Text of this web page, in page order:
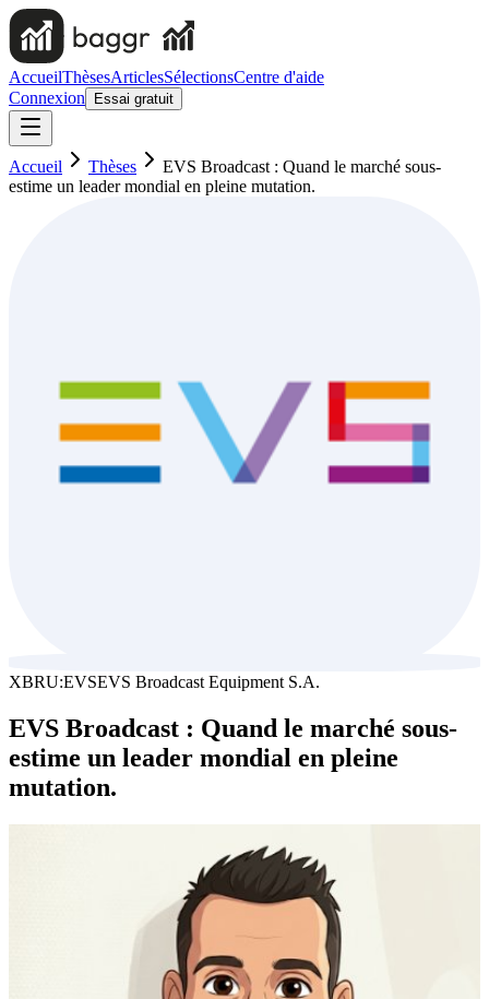
AccueilThèsesArticlesSélectionsCentre d'aide
Connexion
Essai gratuit
Accueil Thèses
EVS Broadcast : Quand le marché sous-
estime un leader mondial en pleine mutation.
XBRU:EVSEVS Broadcast Equipment S.A.
EVS Broadcast : Quand le marché sous-
estime un leader mondial en pleine
mutation.